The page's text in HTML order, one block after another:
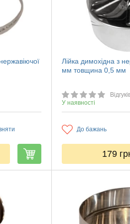
Лійка димохідна з
мм товщина 0,5 мм
У наявності
До бажань
179